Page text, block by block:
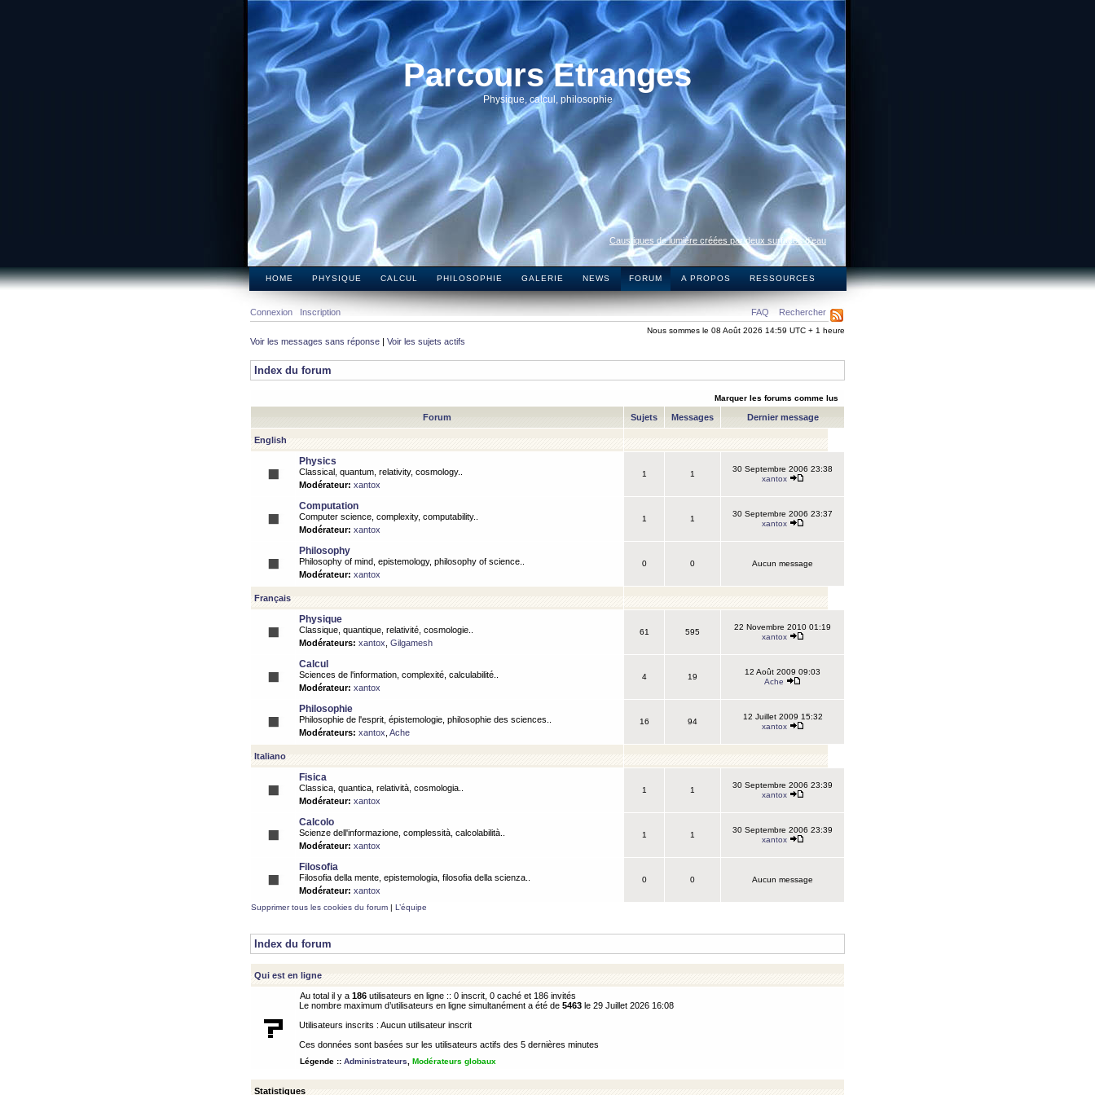
Parcours Etranges
Physique, calcul, philosophie
Caustiques de lumière créées par deux surfaces d’eau
HOME PHYSIQUE CALCUL PHILOSOPHIE GALERIE NEWS FORUM A PROPOS RESSOURCES
FAQ Rechercher
Connexion Inscription
Nous sommes le 08 Août 2026 14:59 UTC + 1 heure
Voir les messages sans réponse | Voir les sujets actifs
Index du forum
Marquer les forums comme lus
Forum Sujets Messages Dernier message
English
Physics
Classical, quantum, relativity, cosmology..
Modérateur: xantox
1 1
30 Septembre 2006 23:38
xantox
Computation
Computer science, complexity, computability..
Modérateur: xantox
1 1
30 Septembre 2006 23:37
xantox
Philosophy
Philosophy of mind, epistemology, philosophy of science..
Modérateur: xantox
0 0 Aucun message
Français
Physique
Classique, quantique, relativité, cosmologie..
Modérateurs: xantox Gilgamesh
61 595
22 Novembre 2010 01:19
xantox
Calcul
Sciences de l'information, complexité, calculabilité..
Modérateur: xantox
4 19
12 Août 2009 09:03
Ache
Philosophie
Philosophie de l'esprit, épistemologie, philosophie des sciences..
Modérateurs: xantox Ache
16 94
12 Juillet 2009 15:32
xantox
Italiano
Fisica
Classica, quantica, relatività, cosmologia..
Modérateur: xantox
1 1
30 Septembre 2006 23:39
xantox
Calcolo
Scienze dell'informazione, complessità, calcolabilità..
Modérateur: xantox
1 1
30 Septembre 2006 23:39
xantox
Filosofia
Filosofia della mente, epistemologia, filosofia della scienza..
Modérateur: xantox
0 0 Aucun message
Supprimer tous les cookies du forum | L’équipe
Index du forum
Qui est en ligne
Au total il y a 186 utilisateurs en ligne :: 0 inscrit, 0 caché et 186 invités
Le nombre maximum d’utilisateurs en ligne simultanément a été de 5463 le 29 Juillet 2026 16:08
Utilisateurs inscrits : Aucun utilisateur inscrit
Ces données sont basées sur les utilisateurs actifs des 5 dernières minutes
Légende :: Administrateurs Modérateurs globaux
Statistiques